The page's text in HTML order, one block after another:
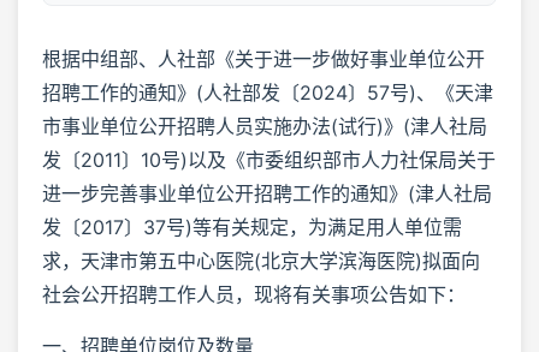
根据中组部、人社部《关于进一步做好事业单位公开
招聘工作的通知》(人社部发〔2024〕57号)、《天津
市事业单位公开招聘人员实施办法(试行)》(津人社局
发〔2011〕10号)以及《市委组织部市人力社保局关于
进一步完善事业单位公开招聘工作的通知》(津人社局
发〔2017〕37号)等有关规定，为满足用人单位需
求，天津市第五中心医院(北京大学滨海医院)拟面向
社会公开招聘工作人员，现将有关事项公告如下：
一、招聘单位岗位及数量